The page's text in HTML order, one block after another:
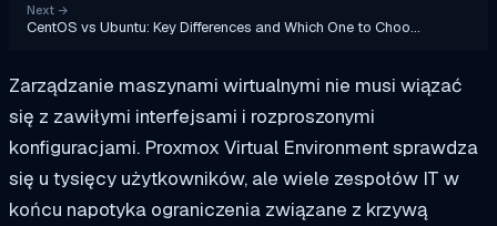
Next →
CentOS vs Ubuntu: Key Differences and Which One to Choo…
Zarządzanie maszynami wirtualnymi nie musi wiązać
się z zawiłymi interfejsami i rozproszonymi
konfiguracjami. Proxmox Virtual Environment sprawdza
się u tysięcy użytkowników, ale wiele zespołów IT w
końcu napotyka ograniczenia związane z krzywą